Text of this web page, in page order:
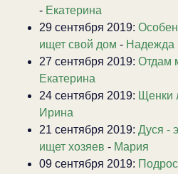
- Екатерина
29 сентября 2019:
ищет свой дом - Надежда
27 сентября 2019: Отдам
Екатерина
24 сентября 2019: Щенки
Ирина
21 сентября 2019: Дуся -
ищет хозяев - Мария
09 сентября 2019: